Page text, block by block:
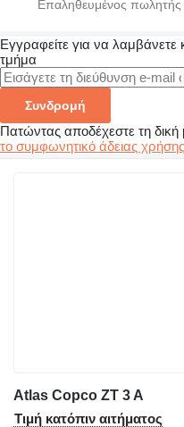
Εγγραφείτε για να λαμβάνετε
τμήμα
Συνδρομή
Πατώντας αποδέχεστε τη δική
το συμφωνητικό άδειας
Atlas Copco ZT 3 A
Τιμή κατόπιν αιτήματος